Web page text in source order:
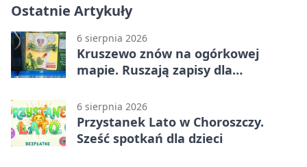
Ostatnie Artykuły
6 sierpnia 2026
Kruszewo znów na ogórkowej
mapie. Ruszają zapisy dla
6 sierpnia 2026
Przystanek Lato w Choroszczy.
Sześć spotkań dla dzieci